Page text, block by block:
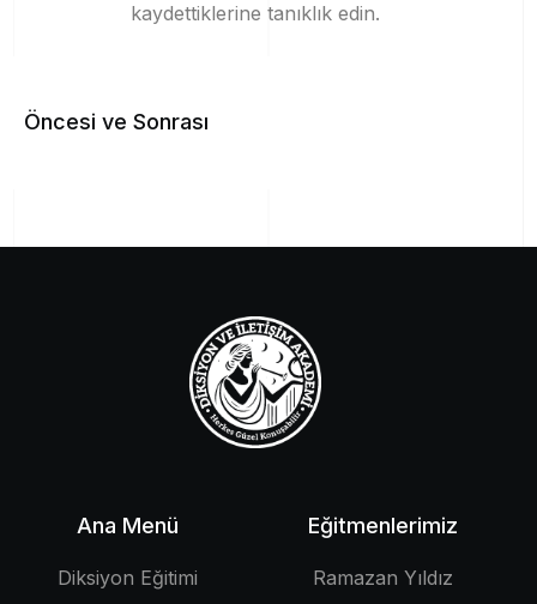
kaydettiklerine tanıklık edin.
Öncesi ve Sonrası
Ana Menü
Diksiyon Eğitimi
Eğitmenlerimiz
Ramazan Yıldız